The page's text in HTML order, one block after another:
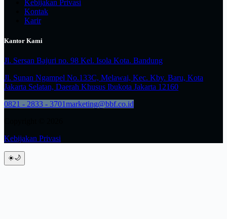
Kebijakan Privasi
Kontak
Karir
Kantor Kami
Jl. Sersan Bajuri no. 98 Kel. Isola Kota. Bandung
Jl. Sunan Ngampel No.133C, Melawai, Kec. Kby. Baru, Kota
Jakarta Selatan, Daerah Khusus Ibukota Jakarta 12160
0821 - 2833 - 3701marketing@bbf.co.id
Kebijakan Privasi
☀️🌙